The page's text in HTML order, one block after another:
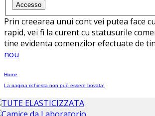
Accesso
Prin creearea unui cont vei putea face
rapid, vei fi la curent cu statusurile
tine evidenta comenzilor efectuate de
nou
Home
La pagina richiesta non può essere trovata!